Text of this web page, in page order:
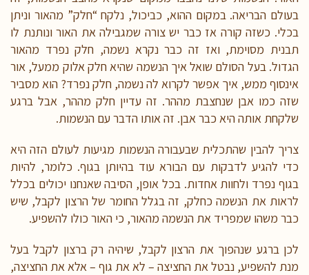
בעולם הבריאה. במקום ההוא, כביכול, נלקח “חלק” מהאור וניתן
בכלי. כשזה קורה אז כבר יש צורה שמגבילה את האור ונותנת לו
תבנית מסוימת, ואז זה כבר נקרא נשמה, חלק נפרד מהאור
הגדול. בעל הסולם שואל איך הנשמה שהיא חלק אלוק ממעל, אור
אינסוף ממש, איך אפשר לקרוא לה נשמה, חלק נפרד? הוא מסביר
שזה כמו אבן שנחצבת מההר. זה עדיין חלק מההר, אבל ברגע
שלקחת אותה היא כבר אבן. זה אותו הדבר עם הנשמות.
צריך להבין שהתכלית שבעבורה הנשמות מגיעות לעולם הזה היא
כדי להגיע לדבקות עם הבורא עוד בהיותן בגוף. כלומר, להיות
בגוף נפרד ולחוות אחדות. בכל אופן, הסיבה שאנחנו יכולים בכלל
לראות את הנשמה כחלק, זה בגלל החומר של הרצון לקבל, שיש
כבר משהו שמפריד את הנשמה מהאור, כי האור כולו להשפיע.
לכן ברגע שנהפוך את הרצון לקבל, שיהיה רק ברצון לקבל בעל
מנת להשפיע, נבטל את החציצה – לא את גוף – אלא את החציצה,